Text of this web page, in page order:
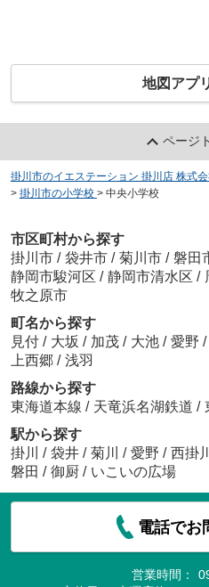
地図アプ
ページ
掛川市のイエステーション 掛川店 株式
> 掛川市の小学校 > 中央小学校
市区町村から探す
掛川市 / 袋井市 / 菊川市 / 磐田
静岡市駿河区 / 静岡市清水区 /
牧之原市
町名から探す
見付 / 大坂 / 加茂 / 大池 / 愛野 /
上西郷 / 浅羽
路線から探す
東海道本線 / 天竜浜名湖鉄道 /
駅から探す
掛川
/ 袋井 / 菊川 / 愛野 / 西掛川
磐田 / 御厨 / いこいの広場
電話でお
営業時間：